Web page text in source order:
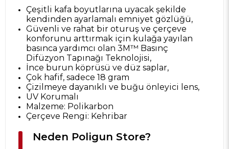
Çeşitli kafa boyutlarına uyacak şekilde
kendinden ayarlamalı emniyet gözlüğü,
Güvenli ve rahat bir oturuş ve çerçeve
konforunu arttırmak için kulağa yayılan
basınca yardımcı olan 3M™ Basınç
Difüzyon Tapınağı Teknolojisi,
İnce burun köprüsü ve düz saplar,
Çok hafif, sadece 18 gram
Çizilmeye dayanıklı ve buğu önleyici lens,
UV Korumalı
Malzeme: Polikarbon
Çerçeve Rengi: Kehribar
Neden Poligun Store?